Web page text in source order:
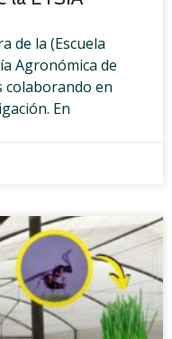
de la (Escuela
Agronómica de
colaborando en
En